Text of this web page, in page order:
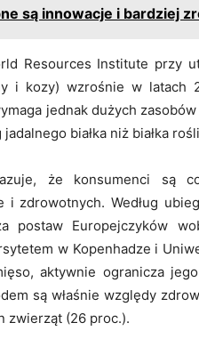
są innowacje i bardziej
Resources Institute przy
i kozy) wzrośnie w latach
jednak dużych
białka niż białka
że konsumenci są
i zdrowotnych. Według
postaw Europejczyków
w Kopenhadze i
aktywnie ogranicza
są właśnie względy
zwierząt (26 proc.).